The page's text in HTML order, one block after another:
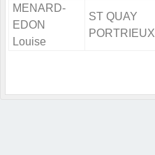
MENARD-
EDON
Louise
ST QUAY
PORTRIEUX